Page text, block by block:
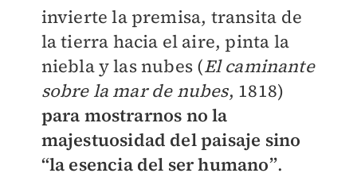
invierte la premisa, transita de
la tierra hacia el aire, pinta la
niebla y las nubes (El caminante
sobre la mar de nubes, 1818)
para mostrarnos no la
majestuosidad del paisaje sino
“la esencia del ser humano”.